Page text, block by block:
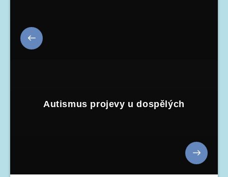
Autismus projevy u dospělých